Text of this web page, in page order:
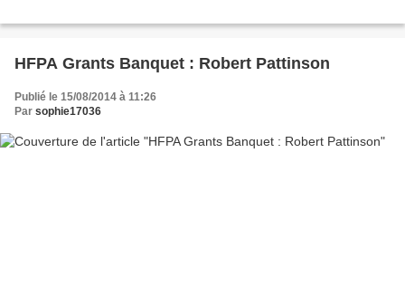
HFPA Grants Banquet : Robert Pattinson
Publié le 15/08/2014 à 11:26
Par sophie17036